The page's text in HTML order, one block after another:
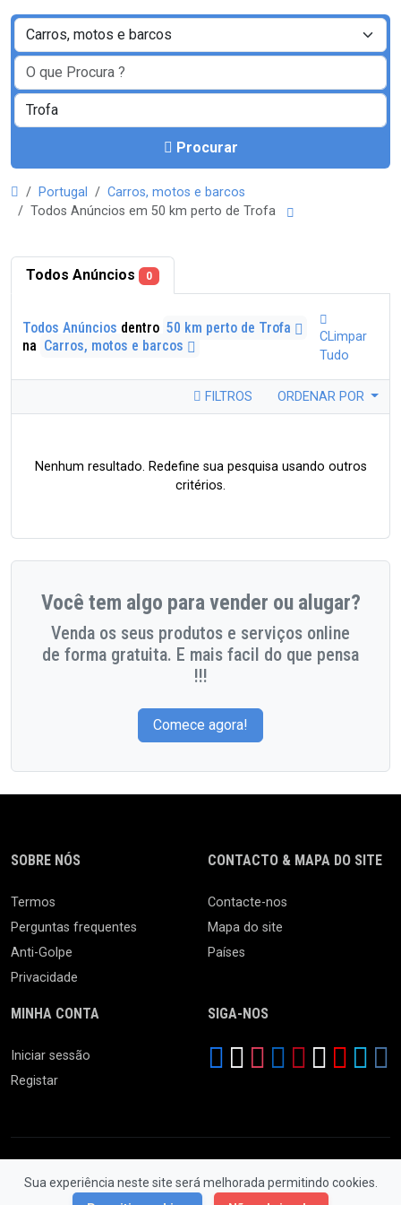
Procurar
Portugal
Carros, motos e barcos
Todos Anúncios em 50 km perto de Trofa
Todos Anúncios 0
Todos Anúncios dentro 50 km perto de Trofa
na Carros, motos e barcos
CLimpar
Tudo
FILTROS ORDENAR POR
Nenhum resultado. Redefine sua pesquisa usando outros
critérios.
Você tem algo para vender ou alugar?
Venda os seus produtos e serviços online
de forma gratuita. E mais facil do que pensa
!!!
Comece agora!
Sua experiência neste site será melhorada permitindo cookies.
SOBRE NÓS
Termos
Perguntas frequentes
Anti-Golpe
Privacidade
CONTACTO & MAPA DO SITE
Contacte-nos
Mapa do site
Países
MINHA CONTA
Iniciar sessão
Registar
SIGA-NOS
© 2026 Feira da Ladra. Todos os Direitos Reservados.